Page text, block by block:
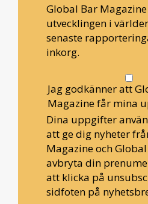
Global Bar
utvecklingen i
senaste
inkorg.
Jag godkänner att
Magazine får mina
Dina uppgifter
att ge dig nyheter
Magazine och
avbryta din
att klicka på
sidfoten på